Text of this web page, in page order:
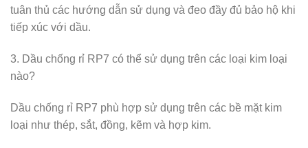
tuân thủ các hướng dẫn sử dụng và đeo đầy đủ bảo hộ khi
tiếp xúc với dầu.
3. Dầu chống rỉ RP7 có thể sử dụng trên các loại kim loại
nào?
Dầu chống rỉ RP7 phù hợp sử dụng trên các bề mặt kim
loại như thép, sắt, đồng, kẽm và hợp kim.